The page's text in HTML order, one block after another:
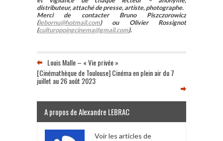
distributeur, attaché de presse, artiste, photographe.
Merci de contacter Bruno Piszczorowicz
(lebornu@hotmail.com) ou Olivier Rossignot
(culturopoingcinema@gmail.com).
Louis Malle – « Vie privée »
[Cinémathèque de Toulouse] Cinéma en plein air du 7
juillet au 26 août 2023
A propos de Alexandre LEBRAC
Voir les articles de